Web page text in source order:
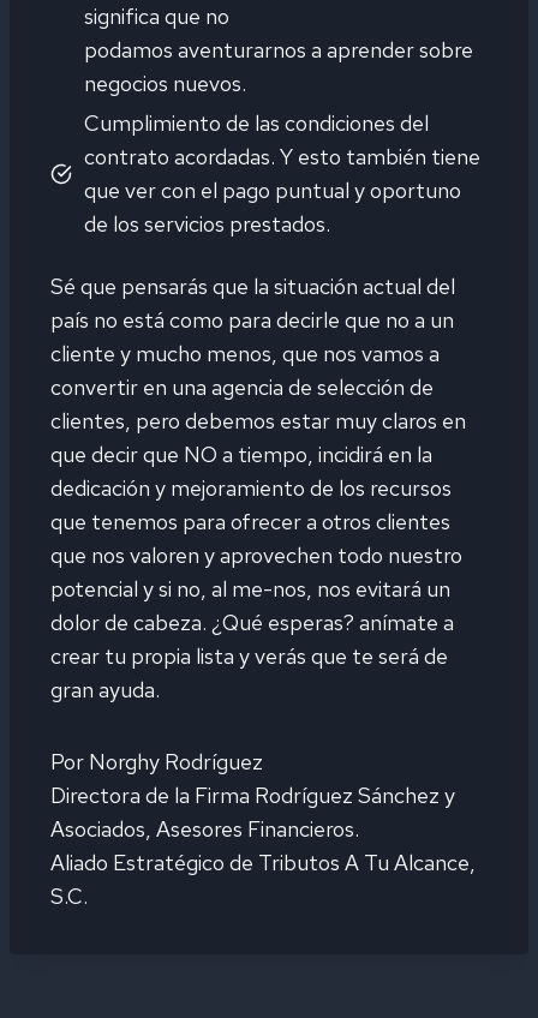
significa que no
podamos aventurarnos a aprender sobre
negocios nuevos.
Cumplimiento de las condiciones del
contrato acordadas. Y esto también tiene
que ver con el pago puntual y oportuno
de los servicios prestados.
Sé que pensarás que la situación actual del
país no está como para decirle que no a un
cliente y mucho menos, que nos vamos a
convertir en una agencia de selección de
clientes, pero debemos estar muy claros en
que decir que NO a tiempo, incidirá en la
dedicación y mejoramiento de los recursos
que tenemos para ofrecer a otros clientes
que nos valoren y aprovechen todo nuestro
potencial y si no, al me-nos, nos evitará un
dolor de cabeza. ¿Qué esperas? anímate a
crear tu propia lista y verás que te será de
gran ayuda.
Por Norghy Rodríguez
Directora de la Firma Rodríguez Sánchez y
Asociados, Asesores Financieros.
Aliado Estratégico de Tributos A Tu Alcance,
S.C.